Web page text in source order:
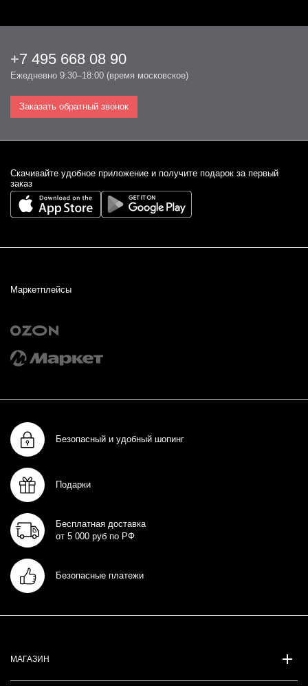
+7 495 668 08 90
Ежедневно 9:30–18:00 (время московское)
Заказать обратный звонок
Cкачивайте удобное приложение и получите подарок за первый
заказ
Маркетплейсы
Безопасный и удобный шопинг
Подарки
Бесплатная доставка
от 5 000 руб по РФ
Безопасные платежи
МАГАЗИН